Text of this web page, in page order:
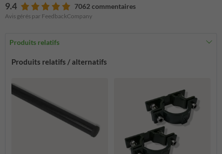
9.4 7062 commentaires
Avis gérés par FeedbackCompany
Produits relatifs
Produits relatifs / alternatifs